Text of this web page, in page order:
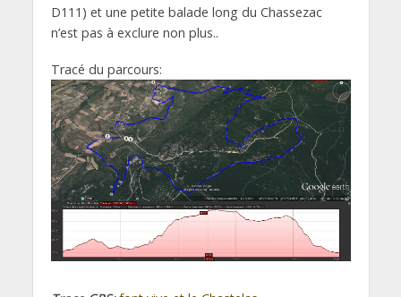
D111) et une petite balade long du Chassezac
n’est pas à exclure non plus..
Tracé du parcours: